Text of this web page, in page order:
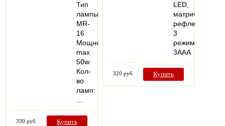
Тип
лампы:
MR-
16
Мощность:
max
50w.
Кол-
во
ламп:
330 руб Купить
LED,
матричный
рефлектор,
3
режима,
3ААА
320 руб Купить